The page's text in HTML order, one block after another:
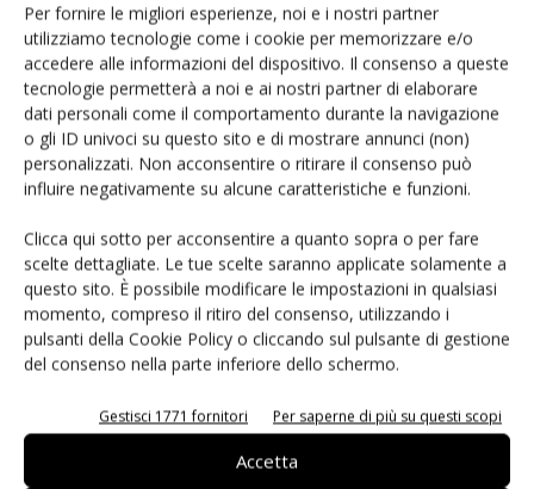
Per fornire le migliori esperienze, noi e i nostri partner
utilizziamo tecnologie come i cookie per memorizzare e/o
accedere alle informazioni del dispositivo. Il consenso a queste
tecnologie permetterà a noi e ai nostri partner di elaborare
dati personali come il comportamento durante la navigazione
o gli ID univoci su questo sito e di mostrare annunci (non)
personalizzati. Non acconsentire o ritirare il consenso può
influire negativamente su alcune caratteristiche e funzioni.
Clicca qui sotto per acconsentire a quanto sopra o per fare
scelte dettagliate. Le tue scelte saranno applicate solamente a
questo sito. È possibile modificare le impostazioni in qualsiasi
momento, compreso il ritiro del consenso, utilizzando i
pulsanti della Cookie Policy o cliccando sul pulsante di gestione
del consenso nella parte inferiore dello schermo.
Gestisci 1771 fornitori Per saperne di più su questi scopi
Accetta
La transizione verso GAA è un processo pluriennale, ma è
già in corso. TSMC ha avviato la produzione di massa a N2
nel 2025; Intel sta percorrendo la stessa traiettoria con i
propri processi. Ogni fab che migra verso questi nodi
aumenta strutturalmente la propria dipendenza dal
polisilicio semiconductor-grade, indipendentemente dalla
domanda di chip a valle. È un moltiplicatore silenzioso che si
somma alla crescita organica trainata dall'AI.
Polisilicio e AI: la connessione che il mercato non
ha ancora prezzato
La crescita della domanda AI ha effetti a cascata che
raramente vengono tracciati fino al substrato di silicio. Ogni
acceleratore Nvidia Blackwell, ogni GPU AMD Instinct